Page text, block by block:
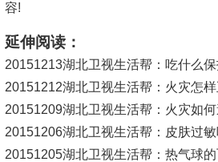
容!
延伸阅读：
20151213湖北卫视生活帮：吃什么
20151212湖北卫视生活帮：火灾怎
20151209湖北卫视生活帮：火灾如
20151206湖北卫视生活帮：皮肤过敏
20151205湖北卫视生活帮：热气球